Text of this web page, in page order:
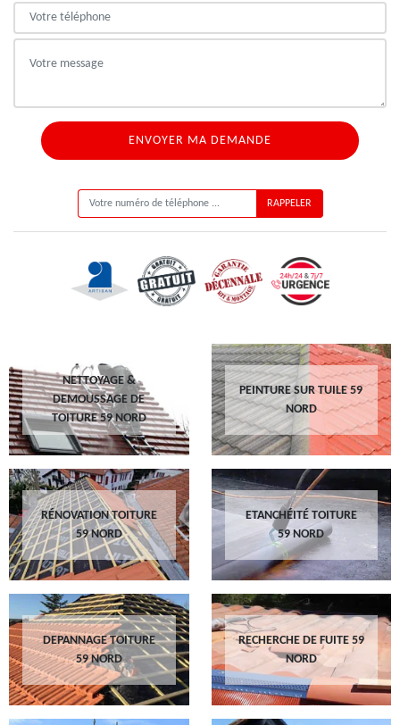
NETTOYAGE &
DEMOUSSAGE DE
TOITURE 59 NORD
PEINTURE SUR TUILE 59
NORD
RÉNOVATION TOITURE
59 NORD
ETANCHÉITÉ TOITURE
59 NORD
DEPANNAGE TOITURE
59 NORD
RECHERCHE DE FUITE 59
NORD